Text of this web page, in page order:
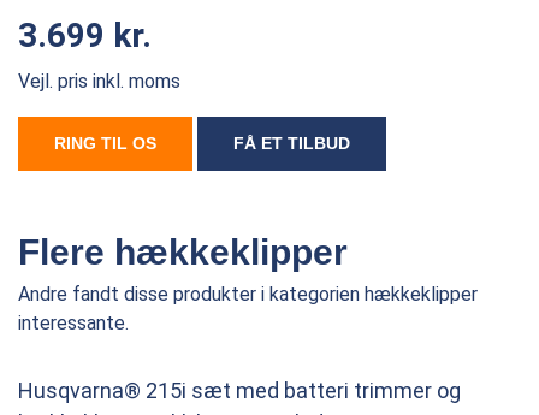
3.699 kr.
Vejl. pris inkl. moms
RING TIL OS FÅ ET TILBUD
Flere hækkeklipper
Andre fandt disse produkter i kategorien hækkeklipper
interessante.
Husqvarna® 215i sæt med batteri trimmer og